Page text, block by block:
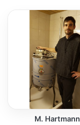
M. Hartmann